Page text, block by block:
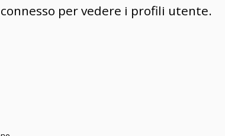
per vedere i profili utente.